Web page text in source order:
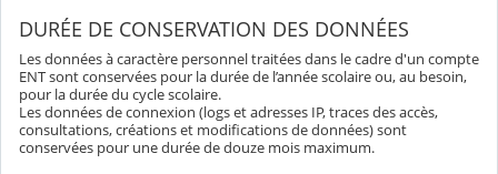
DURÉE DE CONSERVATION DES DONNÉES
Les données à caractère personnel traitées dans le cadre d'un compte
ENT sont conservées pour la durée de l’année scolaire ou, au besoin,
pour la durée du cycle scolaire.
Les données de connexion (logs et adresses IP, traces des accès,
consultations, créations et modifications de données) sont
conservées pour une durée de douze mois maximum.